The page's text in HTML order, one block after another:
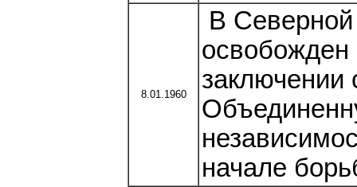
8.01.1960
В
заключении
начале